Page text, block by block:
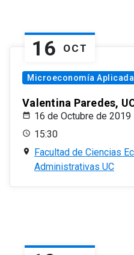
16 OCT
Microeconomía Aplicada
Valentina Paredes,
16 de Octubre de 2019
15:30
Facultad de Ciencias
Administrativas UC